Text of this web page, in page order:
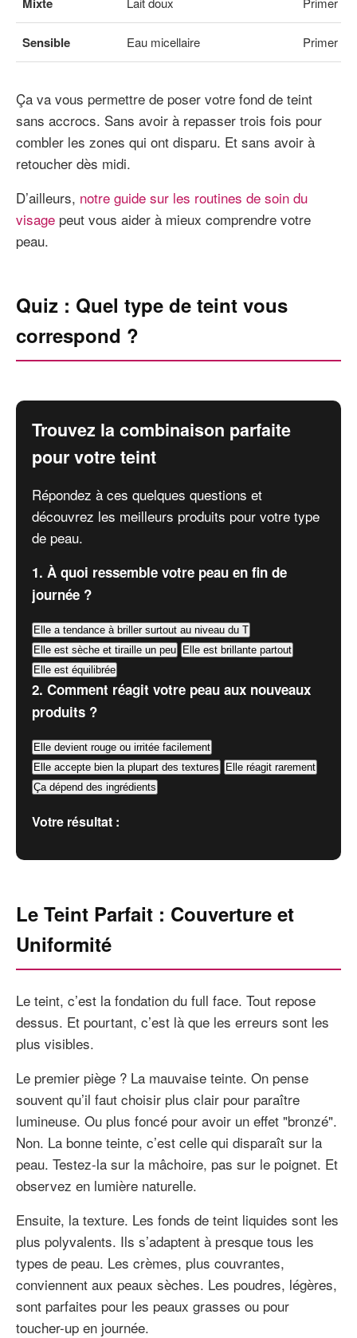
Sensible Eau micellaire Primer
Ça va vous permettre de poser votre fond de teint
sans accrocs. Sans avoir à repasser trois fois pour
combler les zones qui ont disparu. Et sans avoir à
retoucher dès midi.
D’ailleurs, notre guide sur les routines de soin du
visage peut vous aider à mieux comprendre votre
peau.
Quiz : Quel type de teint vous
correspond ?
Trouvez la combinaison parfaite
pour votre teint
Répondez à ces quelques questions et
découvrez les meilleurs produits pour votre type
de peau.
1. À quoi ressemble votre peau en fin de
journée ?
Elle a tendance à briller surtout au niveau du T
Elle est sèche et tiraille un peu Elle est brillante partout
Elle est équilibrée
2. Comment réagit votre peau aux nouveaux
produits ?
Elle devient rouge ou irritée facilement
Elle accepte bien la plupart des textures
Elle réagit rarement
Ça dépend des ingrédients
Votre résultat :
Le Teint Parfait : Couverture et
Uniformité
Le teint, c’est la fondation du full face. Tout repose
dessus. Et pourtant, c’est là que les erreurs sont les
plus visibles.
Le premier piège ? La mauvaise teinte. On pense
souvent qu’il faut choisir plus clair pour paraître
lumineuse. Ou plus foncé pour avoir un effet "bronzé".
Non. La bonne teinte, c’est celle qui disparaît sur la
peau. Testez-la sur la mâchoire, pas sur le poignet. Et
observez en lumière naturelle.
Ensuite, la texture. Les fonds de teint liquides sont les
plus polyvalents. Ils s’adaptent à presque tous les
types de peau. Les crèmes, plus couvrantes,
conviennent aux peaux sèches. Les poudres, légères,
sont parfaites pour les peaux grasses ou pour
toucher-up en journée.